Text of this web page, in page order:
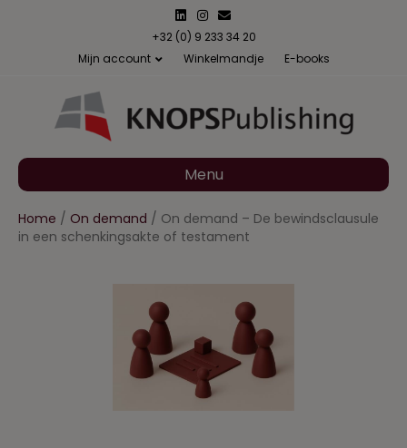
n
n
s
a
m
m
a
l
+32 (0) 9 233 34 20
Mijn account
Winkelmandje E-books
Menu
Home / On demand / On demand – De bewindsclausule
in een schenkingsakte of testament